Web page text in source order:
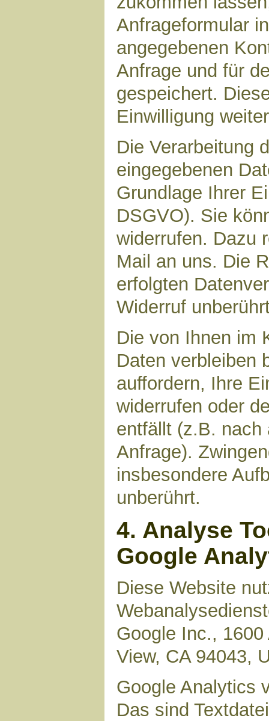
Anfrageformular
angegebenen
Anfrage und für
gespeichert.
Einwilligung
Die Verarbeitung
eingegebenen
Grundlage Ihrer
DSGVO). Sie
widerrufen. Dazu
Mail an uns. Die
erfolgten
Widerruf
Die von Ihnen im
Daten verbleiben
auffordern, Ihre
widerrufen oder
entfällt (z.B. nach
Anfrage).
insbesondere
unberührt.
4. Analyse
Google
Diese Website
Google Inc.,
View, CA 94043,
Google Analytics
Das sind